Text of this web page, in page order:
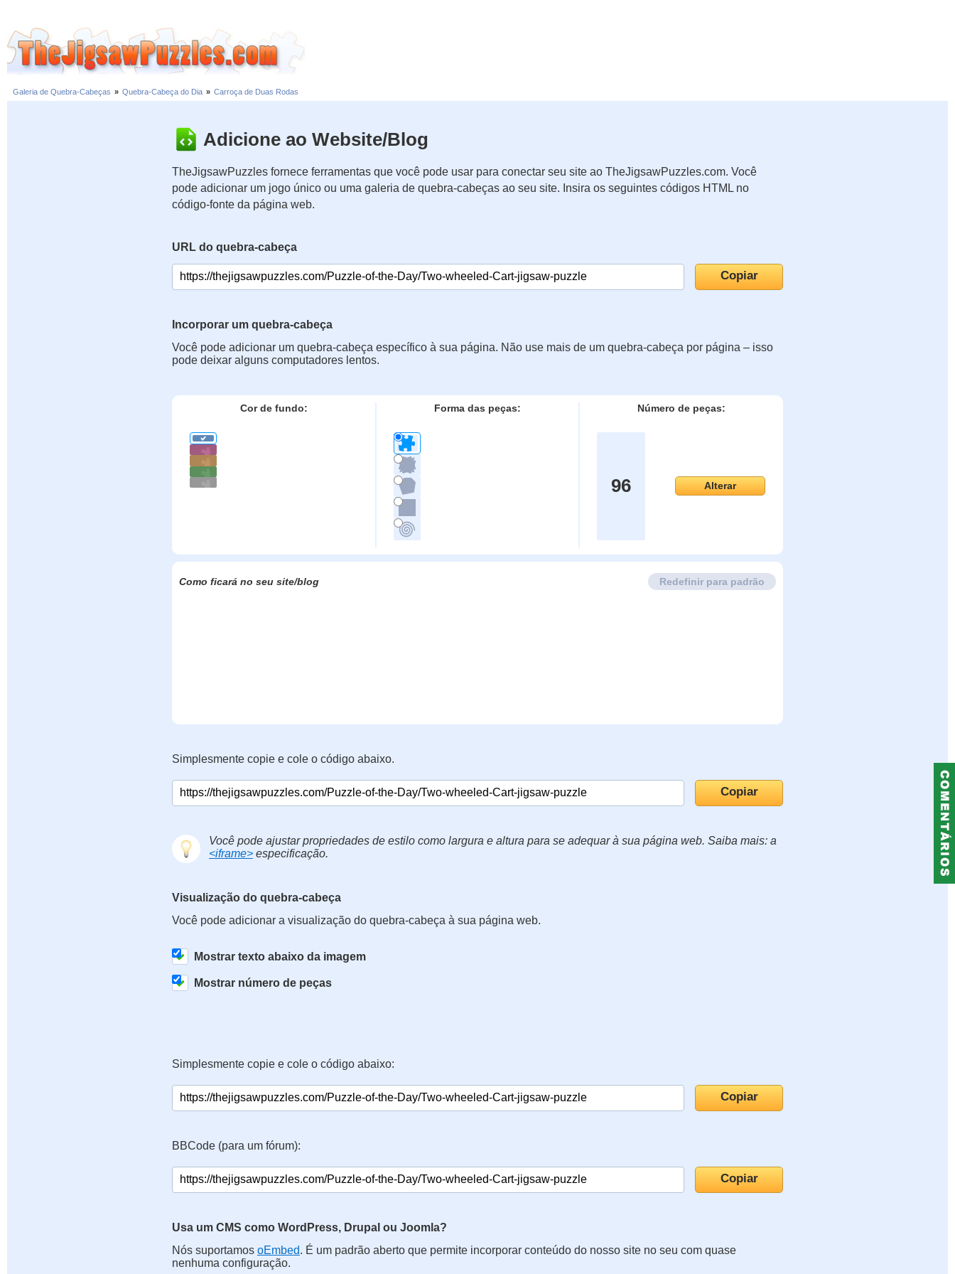
Galeria de Quebra-Cabeças » Quebra-Cabeça do Dia » Carroça de Duas Rodas
Adicione ao Website/Blog
TheJigsawPuzzles fornece ferramentas que você pode usar para conectar seu site ao TheJigsawPuzzles.com. Você
pode adicionar um jogo único ou uma galeria de quebra-cabeças ao seu site. Insira os seguintes códigos HTML no
código-fonte da página web.
URL do quebra-cabeça
Incorporar um quebra-cabeça
Você pode adicionar um quebra-cabeça específico à sua página. Não use mais de um quebra-cabeça por página – isso
pode deixar alguns computadores lentos.
Cor de fundo: Forma das peças: Número de peças:
96 Alterar
Como ficará no seu site/blog Redefinir para padrão
Simplesmente copie e cole o código abaixo.
Você pode ajustar propriedades de estilo como largura e altura para se adequar à sua página web. Saiba mais: a
<iframe> especificação.
Visualização do quebra-cabeça
Você pode adicionar a visualização do quebra-cabeça à sua página web.
Mostrar texto abaixo da imagem
Mostrar número de peças
Simplesmente copie e cole o código abaixo:
BBCode (para um fórum):
Usa um CMS como WordPress, Drupal ou Joomla?
Nós suportamos oEmbed. É um padrão aberto que permite incorporar conteúdo do nosso site no seu com quase
nenhuma configuração.